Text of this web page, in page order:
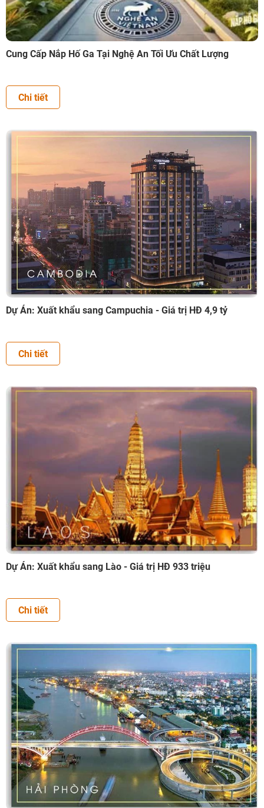
Cung Cấp Nắp Hố Ga Tại Nghệ An Tối Ưu Chất Lượng
Chi tiết
Dự Án: Xuất khẩu sang Campuchia - Giá trị HĐ 4,9 tỷ
Chi tiết
Dự Án: Xuất khẩu sang Lào - Giá trị HĐ 933 triệu
Chi tiết